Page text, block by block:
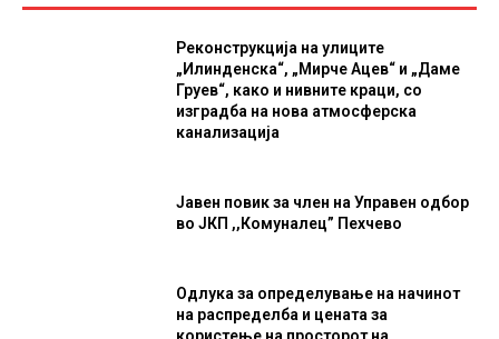
Реконструкција на улиците
„Илинденска“, „Мирче Ацев“ и „Даме
Груев“, како и нивните краци, со
изградба на нова атмосферска
канализација
Јавен повик за член на Управен одбор
во ЈКП ,,Комуналец” Пехчево
Одлука за определување на начинот
на распределба и цената за
користење на просторот на